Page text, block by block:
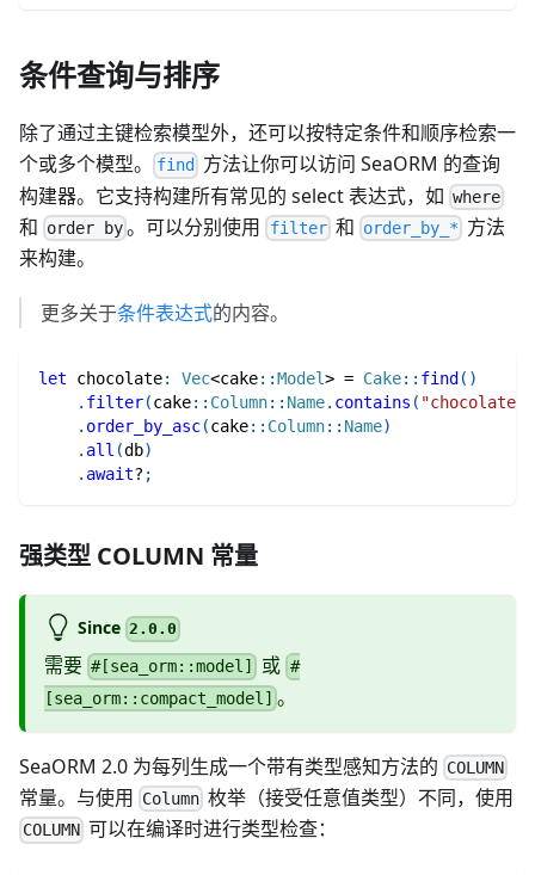
条件查询与排序
除了通过主键检索模型外，还可以按特定条件和顺序检索一
个或多个模型。
find
方法让你可以访问 SeaORM 的查询
构建器。它支持构建所有常见的 select 表达式，如 where
和 order by 。可以分别使用 filter和 order_by_* 方法
来构建。
更多关于条件表达式的内容。
let chocolate: Vec<cake::Model> = Cake:: find ( )
. filter(cake:: Column:: Name. contains ( "chocolate"
. order_by_asc(cake:: Column:: Name)
. all (db)
. await? ;
强类型 COLUMN 常量
Since 2.0.0
需要 #[sea_orm::model] 或 #
[sea_orm::compact_model] 。
SeaORM 2.0 为每列生成一个带有类型感知方法的 COLUMN
常量。与使用 Column 枚举（接受任意值类型）不同，使用
COLUMN 可以在编译时进行类型检查：